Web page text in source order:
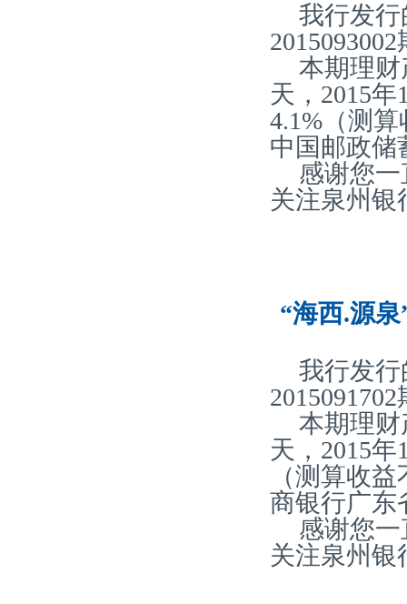
我行发行
本期理财
天，2015
4.1%（测
中国邮政储
感谢您
关注泉州银
“海西.源
我行发行
本期理财
天，2015
（测算收
商银行广东
感谢您
关注泉州银